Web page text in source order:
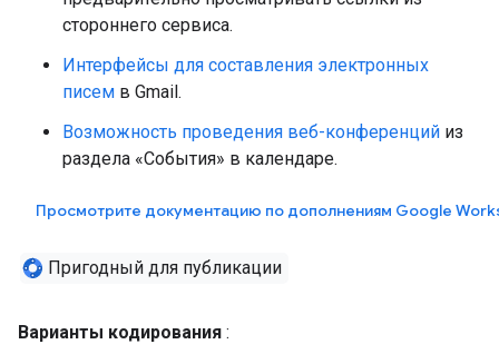
стороннего сервиса.
Интерфейсы для составления электронных
писем в Gmail.
Возможность проведения веб-конференций из
раздела «События» в календаре.
Просмотрите документацию по дополнениям Google
Пригодный для публикации
Варианты кодирования :